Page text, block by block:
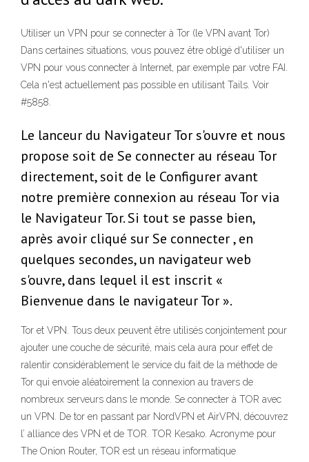
Utiliser un VPN pour se connecter à Tor (le VPN avant Tor)
Dans certaines situations, vous pouvez être obligé d'utiliser un
VPN pour vous connecter à Internet, par exemple par votre FAI.
Cela n'est actuellement pas possible en utilisant Tails. Voir
#5858.
Le lanceur du Navigateur Tor s'ouvre et nous
propose soit de Se connecter au réseau Tor
directement, soit de le Configurer avant
notre première connexion au réseau Tor via
le Navigateur Tor. Si tout se passe bien,
après avoir cliqué sur Se connecter , en
quelques secondes, un navigateur web
s'ouvre, dans lequel il est inscrit «
Bienvenue dans le navigateur Tor ».
Tor et VPN. Tous deux peuvent être utilisés conjointement pour
ajouter une couche de sécurité, mais cela aura pour effet de
ralentir considérablement le service du fait de la méthode de
Tor qui envoie aléatoirement la connexion au travers de
nombreux serveurs dans le monde. Se connecter à TOR avec
un VPN. De tor en passant par NordVPN et AirVPN, découvrez
l’ alliance des VPN et de TOR. TOR Kesako. Acronyme pour
The Onion Router, TOR est un réseau informatique